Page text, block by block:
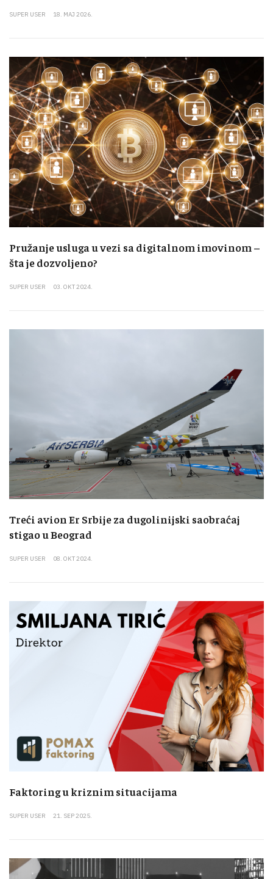
SUPER USER 18. MAJ 2026.
Pružanje usluga u vezi sa digitalnom imovinom –
šta je dozvoljeno?
SUPER USER 03. OKT 2024.
Treći avion Er Srbije za dugolinijski saobraćaj
stigao u Beograd
SUPER USER 08. OKT 2024.
Faktoring u kriznim situacijama
SUPER USER 21. SEP 2025.